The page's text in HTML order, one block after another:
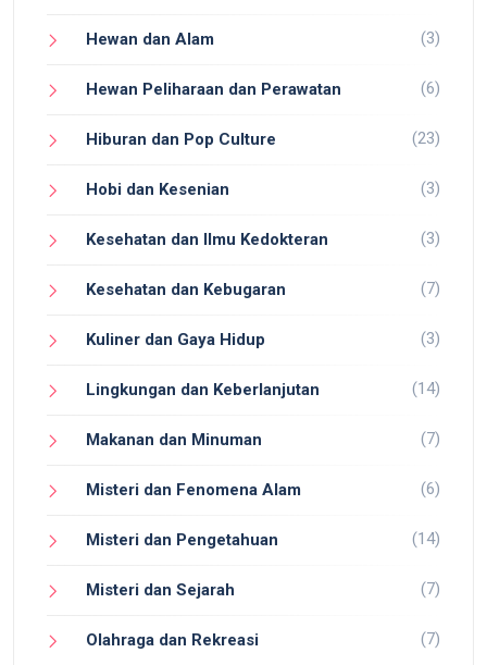
Hewan dan Alam (3)
Hewan Peliharaan dan Perawatan (6)
Hiburan dan Pop Culture (23)
Hobi dan Kesenian (3)
Kesehatan dan Ilmu Kedokteran (3)
Kesehatan dan Kebugaran (7)
Kuliner dan Gaya Hidup (3)
Lingkungan dan Keberlanjutan (14)
Makanan dan Minuman (7)
Misteri dan Fenomena Alam (6)
Misteri dan Pengetahuan (14)
Misteri dan Sejarah (7)
Olahraga dan Rekreasi (7)